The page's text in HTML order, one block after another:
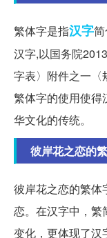
繁体字是指汉字
汉字,以国务院
字表〉附件之一〈
繁体字的使用使得
华文化的传统。
彼岸花之恋的
彼岸花之恋的繁体
恋。在汉字中，繁
变化，更体现了汉